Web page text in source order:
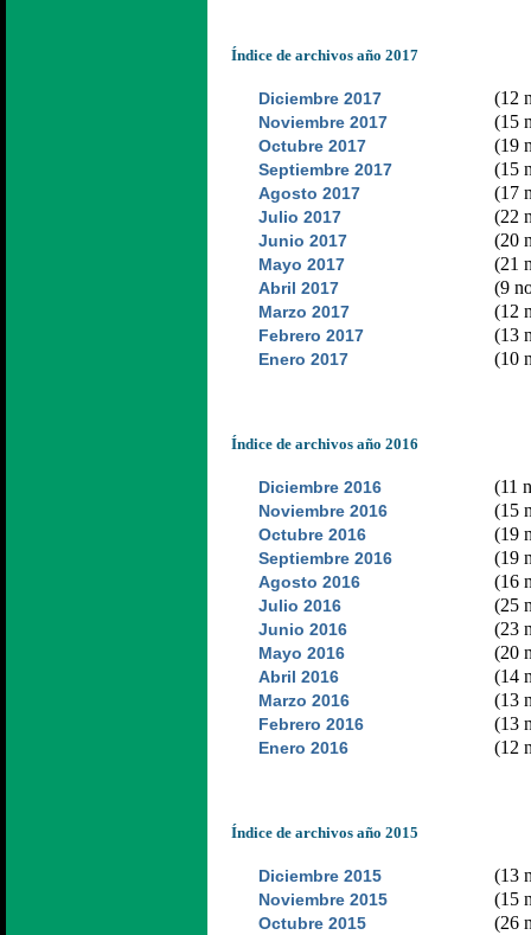
Índice de archivos año 2017
Diciembre 2017 (12
Noviembre 2017 (15
Octubre 2017 (19
Septiembre 2017 (15
Agosto 2017 (17
Julio 2017 (22
Junio 2017 (20
Mayo 2017 (21
Abril 2017 (9
Marzo 2017 (12
Febrero 2017 (13
Enero 2017 (10
Índice de archivos año 2016
Diciembre 2016 (11
Noviembre 2016 (15
Octubre 2016 (19
Septiembre 2016 (19
Agosto 2016 (16
Julio 2016 (25
Junio 2016 (23
Mayo 2016 (20
Abril 2016 (14
Marzo 2016 (13
Febrero 2016 (13
Enero 2016 (12
Índice de archivos año 2015
Diciembre 2015 (13
Noviembre 2015 (15
Octubre 2015 (26